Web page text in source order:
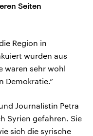
Seiten
Region in
wurden aus
waren sehr wohl
Demokratie.“
Journalistin Petra
Syrien gefahren. Sie
sich die syrische